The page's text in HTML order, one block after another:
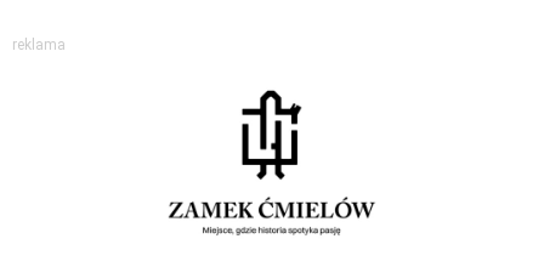
reklama